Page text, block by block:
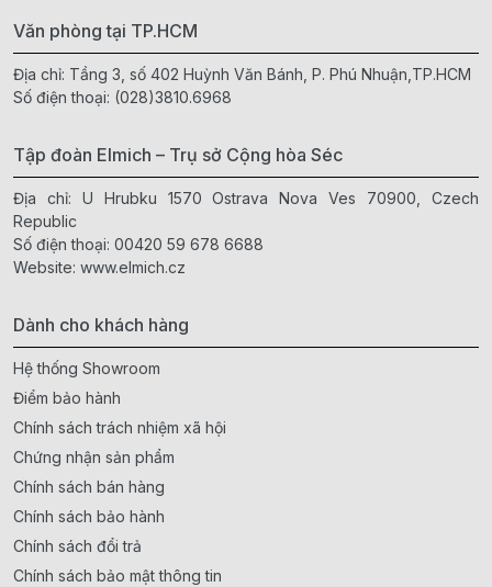
Văn phòng tại TP.HCM
Địa chỉ: Tầng 3, số 402 Huỳnh Văn Bánh, P. Phú Nhuận,TP.HCM
Số điện thoại: (028)3810.6968
Tập đoàn Elmich – Trụ sở Cộng hòa Séc
Địa chỉ: U Hrubku 1570 Ostrava Nova Ves 70900, Czech
Republic
Số điện thoại: 00420 59 678 6688
Website: www.elmich.cz
Dành cho khách hàng
Hệ thống Showroom
Điểm bảo hành
Chính sách trách nhiệm xã hội
Chứng nhận sản phẩm
Chính sách bán hàng
Chính sách bảo hành
Chính sách đổi trả
Chính sách bảo mật thông tin